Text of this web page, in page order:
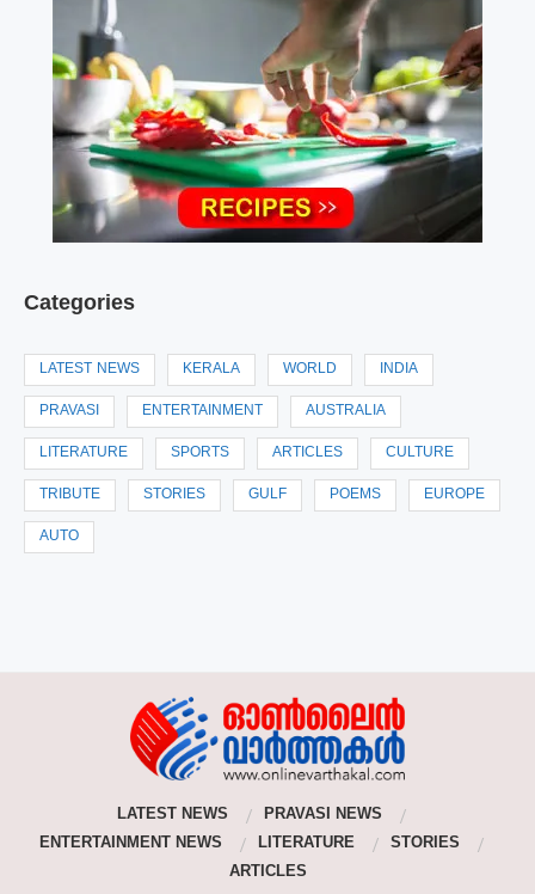
Categories
LATEST NEWS KERALA WORLD INDIA
PRAVASI ENTERTAINMENT AUSTRALIA
LITERATURE SPORTS ARTICLES CULTURE
TRIBUTE STORIES GULF POEMS EUROPE
AUTO
LATEST NEWS
PRAVASI NEWS
ENTERTAINMENT NEWS
LITERATURE
STORIES
ARTICLES